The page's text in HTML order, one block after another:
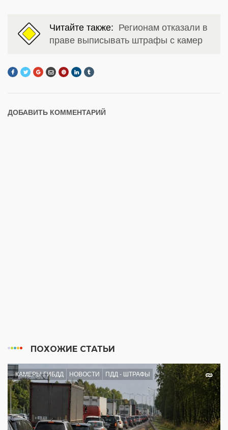
Читайте также: Регионам отказали в
праве выписывать штрафы с камер
ДОБАВИТЬ КОММЕНТАРИЙ
ПОХОЖИЕ СТАТЬИ
КАМЕРЫ ГИБДД НОВОСТИ ПДД - ШТРАФЫ